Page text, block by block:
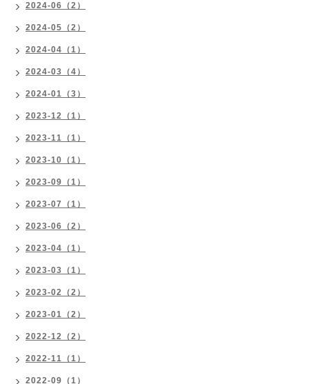
2024-06（2）
2024-05（2）
2024-04（1）
2024-03（4）
2024-01（3）
2023-12（1）
2023-11（1）
2023-10（1）
2023-09（1）
2023-07（1）
2023-06（2）
2023-04（1）
2023-03（1）
2023-02（2）
2023-01（2）
2022-12（2）
2022-11（1）
2022-09（1）